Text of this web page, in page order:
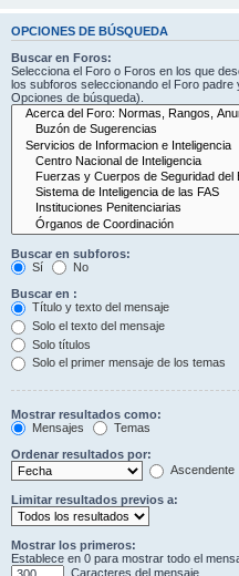
OPCIONES DE BÚSQUEDA
Buscar en Foros:
Selecciona el Foro o Foros en los que
los subforos seleccionando el Foro
Opciones de búsqueda).
Buscar en subforos:
Sí
No
Buscar en :
Título y texto del mensaje
Solo el texto del mensaje
Solo títulos
Solo el primer mensaje de los temas
Mostrar resultados como:
Mensajes
Temas
Ordenar resultados por:
Ascendente
Limitar resultados previos a:
Mostrar los primeros:
Establece en 0 para mostrar todo el
Caracteres del mensaje